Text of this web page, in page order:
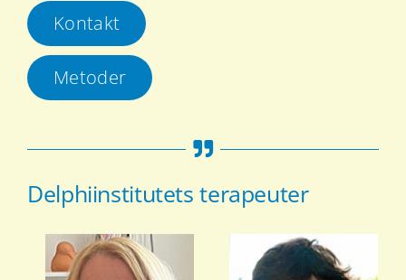
Kontakt
Metoder
Delphiinstitutets terapeuter